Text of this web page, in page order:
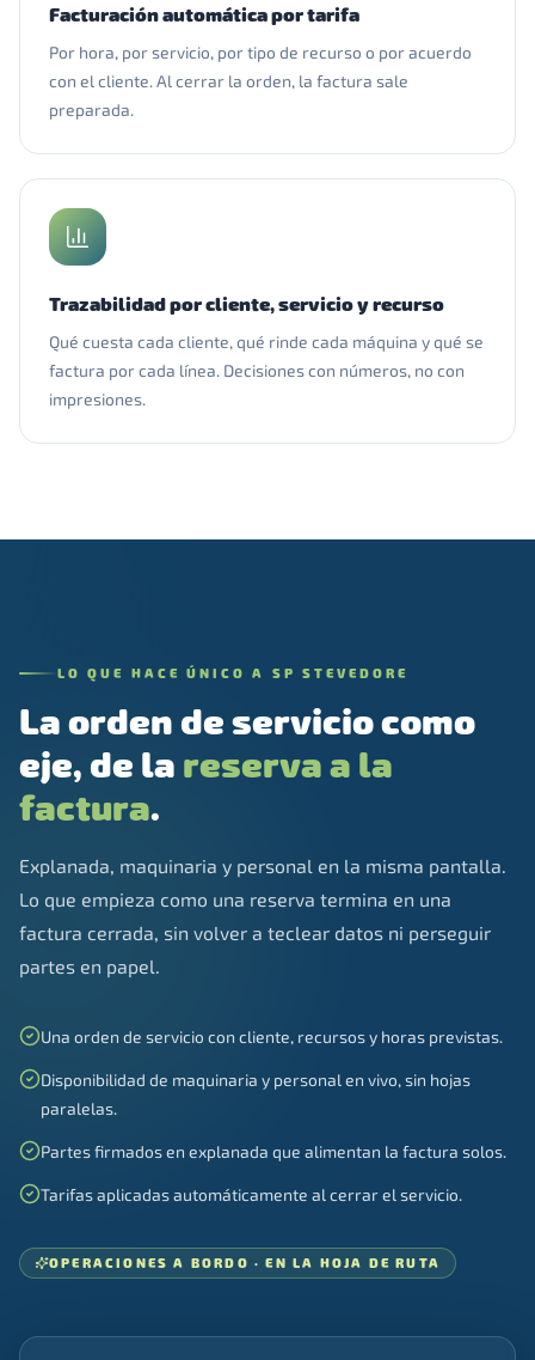
Facturación automática por tarifa
Por hora, por servicio, por tipo de recurso o por acuerdo
con el cliente. Al cerrar la orden, la factura sale
preparada.
Trazabilidad por cliente, servicio y recurso
Qué cuesta cada cliente, qué rinde cada máquina y qué se
factura por cada línea. Decisiones con números, no con
impresiones.
LO QUE HACE ÚNICO A SP STEVEDORE
La orden de servicio como
eje, de la reserva a la
factura.
Explanada, maquinaria y personal en la misma pantalla.
Lo que empieza como una reserva termina en una
factura cerrada, sin volver a teclear datos ni perseguir
partes en papel.
Una orden de servicio con cliente, recursos y horas previstas.
Disponibilidad de maquinaria y personal en vivo, sin hojas
paralelas.
Partes firmados en explanada que alimentan la factura solos.
Tarifas aplicadas automáticamente al cerrar el servicio.
OPERACIONES A BORDO · EN LA HOJA DE RUTA